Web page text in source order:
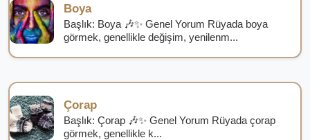
Boya
Başlık: Boya 🎶✨ Genel Yorum Rüyada boya
görmek, genellikle değişim, yenilenm...
Çorap
Başlık: Çorap 🎶✨ Genel Yorum Rüyada çorap
görmek, genellikle k...